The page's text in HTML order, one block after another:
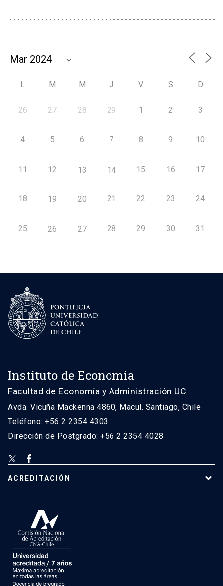
L M M J V S D
26 27 28 29 1 2 3
4 5 6 7 8 9 10
11 12 13 14 15 16 17
18 19 20 21 22 23 24
25 26 27 28 29 30 31
Instituto de Economía
Facultad de Economía y Administración UC
Avda. Vicuña Mackenna 4860, Macul. Santiago, Chile
Teléfono: +56 2 2354 4303
Dirección de Postgrado: +56 2 2354 4028
ACREDITACIÓN